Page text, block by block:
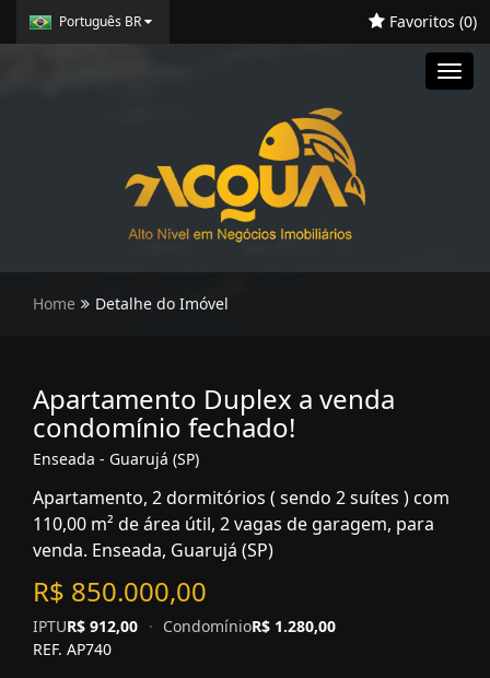
Português BR Favoritos (0)
Home Detalhe do Imóvel
Apartamento Duplex a venda
condomínio fechado!
Enseada - Guarujá (SP)
Apartamento, 2 dormitórios ( sendo 2 suítes ) com
110,00 m² de área útil, 2 vagas de garagem, para
venda. Enseada, Guarujá (SP)
R$ 850.000,00
IPTUR$ 912,00 · CondomínioR$ 1.280,00
REF. AP740